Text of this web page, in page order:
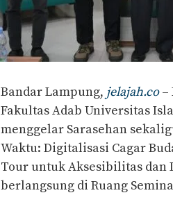
Bandar Lampung, jelajah.co–
Fakultas Adab Universitas
menggelar Sarasehan
Waktu: Digitalisasi Cagar
Tour untuk Aksesibilitas dan
berlangsung di Ruang